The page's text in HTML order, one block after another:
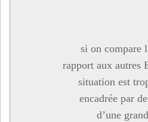
si on compare
rapport aux autres
situation est
encadrée par
d’une